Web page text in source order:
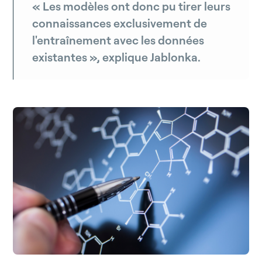
« Les modèles ont donc pu tirer leurs
connaissances exclusivement de
l'entraînement avec les données
existantes », explique Jablonka.